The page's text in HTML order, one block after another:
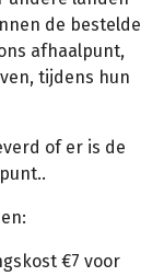
de bestelde
afhaalpunt,
tijdens hun
of er is de
€7 voor